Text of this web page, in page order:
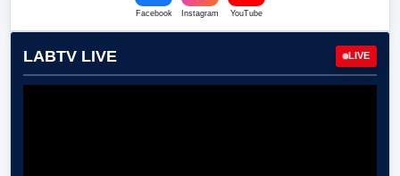
Facebook Instagram YouTube
LABTV LIVE LIVE